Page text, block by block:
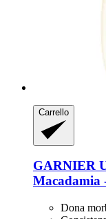
Carrello
GARNIER
Macadamia
Dona